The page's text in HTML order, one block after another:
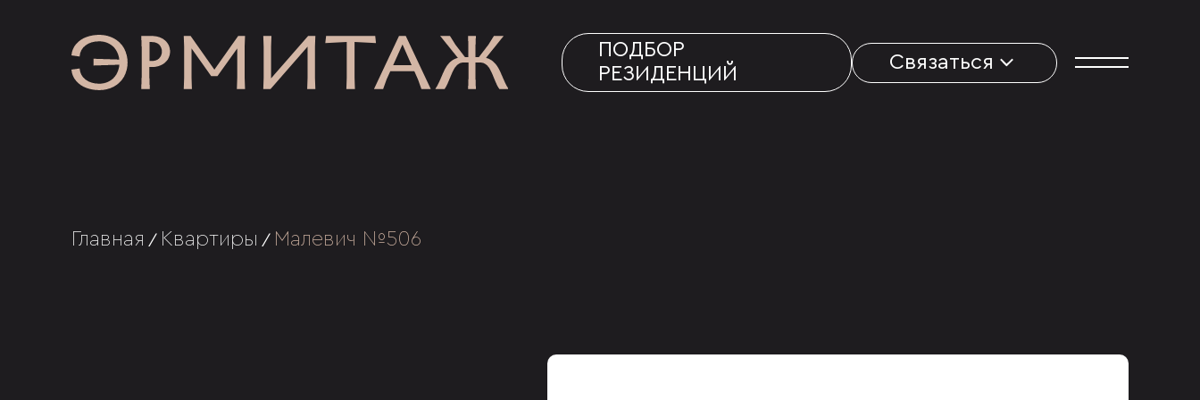
ПОДБОР
РЕЗИДЕНЦИЙ
Связаться
Главная / Квартиры / Малевич №506